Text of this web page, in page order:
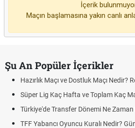
İçerik
Maçın başlamasına yakın canlı
Şu An Popüler İçerikler
Hazırlık Maçı ve Dostluk Maçı Nedir?
Süper Lig Kaç Hafta ve Toplam Kaç
Türkiye'de Transfer Dönemi Ne Zaman
TFF Yabancı Oyuncu Kuralı Nedir?